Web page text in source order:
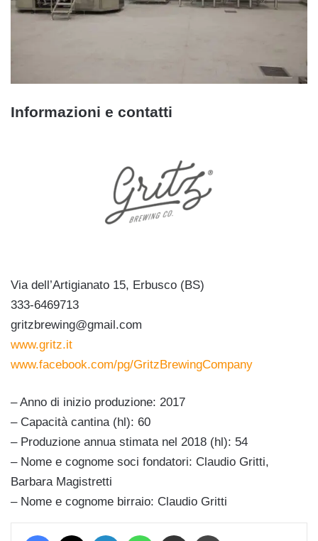
Informazioni e contatti
Via dell’Artigianato 15, Erbusco (BS)
333-6469713
gritzbrewing@gmail.com
www.gritz.it
www.facebook.com/pg/GritzBrewingCompany
– Anno di inizio produzione: 2017
– Capacità cantina (hl): 60
– Produzione annua stimata nel 2018 (hl): 54
– Nome e cognome soci fondatori: Claudio Gritti,
Barbara Magistretti
– Nome e cognome birraio: Claudio Gritti
Facebook LinkedIn WhatsApp Condividi via mail